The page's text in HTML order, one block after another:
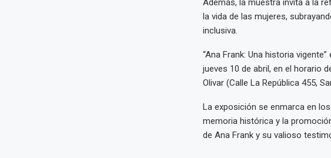
Además, la muestra invita a la
la vida de las mujeres,
inclusiva.
“Ana Frank: Una historia
jueves 10 de abril, en el horario
Olivar (Calle La República 455,
La exposición se enmarca en
memoria histórica y la
de Ana Frank y su valioso